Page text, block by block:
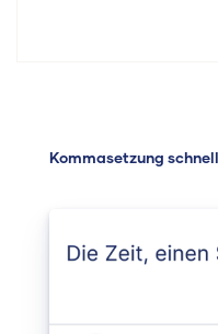
Kommasetzung